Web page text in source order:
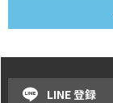
LINE 登録